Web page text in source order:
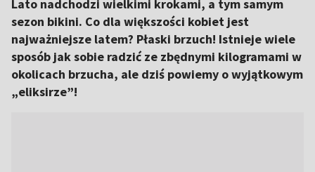
Lato nadchodzi wielkimi krokami, a tym samym
sezon bikini. Co dla większości kobiet jest
najważniejsze latem? Płaski brzuch! Istnieje wiele
sposób jak sobie radzić ze zbędnymi kilogramami w
okolicach brzucha, ale dziś powiemy o wyjątkowym
„eliksirze”!